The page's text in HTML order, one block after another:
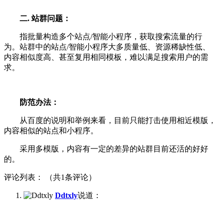
二. 站群问题：
指批量构造多个站点/智能小程序，获取搜索流量的行
为。站群中的站点/智能小程序大多质量低、资源稀缺性低、
内容相似度高、甚至复用相同模板，难以满足搜索用户的需
求。
防范办法：
从百度的说明和举例来看，目前只能打击使用相近模版，
内容相似的站点和小程序。
采用多模版，内容有一定的差异的站群目前还活的好好
的。
评论列表： （共1条评论）
Ddtxly说道：